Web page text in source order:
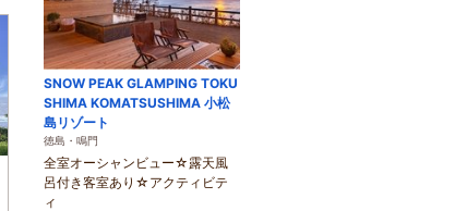
SNOW PEAK GLAMPING TOKU
SHIMA KOMATSUSHIMA 小松
島リゾート
徳島・鳴門
全室オーシャンビュー☆露天風
呂付き客室あり☆アクティビテ
ィ